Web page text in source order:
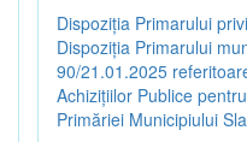
Dispoziția Primarului
Dispoziția Primarului
90/21.01.2025
Achizițiilor Publice
Primăriei Municipiului